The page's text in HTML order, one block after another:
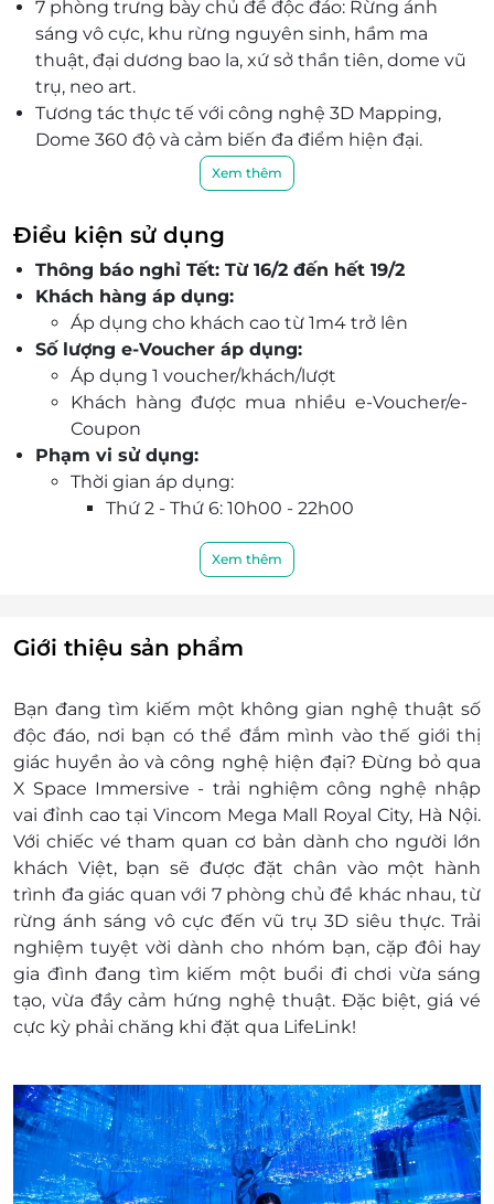
7 phòng trưng bày chủ đề độc đáo: Rừng ánh
sáng vô cực, khu rừng nguyên sinh, hầm ma
thuật, đại dương bao la, xứ sở thần tiên, dome vũ
trụ, neo art.
Tương tác thực tế với công nghệ 3D Mapping,
Dome 360 độ và cảm biến đa điểm hiện đại.
Check-in cực “ảo” với không gian được thiết kế
để tạo ra những khung hình nghệ thuật độc
đáo.
Giá vé ưu đãi trọn gói cho người lớn khách Việt
từ 1m4 trở lên, trải nghiệm toàn bộ 7 phòng.
Đặt vé nhanh trên LifeLink, nhận ngay e-
Voucher tiện lợi, sẵn sàng vi vu cùng bạn bè!
Xem thêm
Điều kiện sử dụng
Thông báo nghỉ Tết: Từ 16/2 đến hết 19/2
Khách hàng áp dụng:
Áp dụng cho khách cao từ 1m4 trở lên
Số lượng e-Voucher áp dụng:
Áp dụng 1 voucher/khách/lượt
Khách hàng được mua nhiều e-Voucher/e-
Coupon
Phạm vi sử dụng:
Thời gian áp dụng:
Thứ 2 - Thứ 6: 10h00 - 22h00
Số lần sử dụng dịch vụ: 1 lần
Hotline đặt tour & tư vấn (9h00 - 20h00):
1900 2065
Điều kiện khác:
Áp dụng 01 e-Voucher/e-Coupon cho 01
khách
e-Voucher/e-Coupon không có giá trị quy đổi
thành tiền mặt, không trả lại tiền thừa
Không áp dụng đồng thời với chương trình
khuyến mại khác
Xem thêm
Giới thiệu sản phẩm
Bạn đang tìm kiếm một không gian nghệ thuật số
độc đáo, nơi bạn có thể đắm mình vào thế giới thị
giác huyền ảo và công nghệ hiện đại? Đừng bỏ qua
X Space Immersive - trải nghiệm công nghệ nhập
vai đỉnh cao tại Vincom Mega Mall Royal City, Hà Nội.
Với chiếc vé tham quan cơ bản dành cho người lớn
khách Việt, bạn sẽ được đặt chân vào một hành
trình đa giác quan với 7 phòng chủ đề khác nhau, từ
rừng ánh sáng vô cực đến vũ trụ 3D siêu thực. Trải
nghiệm tuyệt vời dành cho nhóm bạn, cặp đôi hay
gia đình đang tìm kiếm một buổi đi chơi vừa sáng
tạo, vừa đầy cảm hứng nghệ thuật. Đặc biệt, giá vé
cực kỳ phải chăng khi đặt qua LifeLink!